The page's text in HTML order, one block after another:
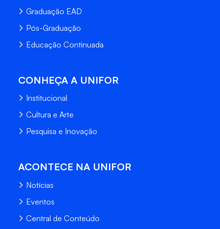
Graduação EAD
Pós-Graduação
Educação Continuada
CONHEÇA A UNIFOR
Institucional
Cultura e Arte
Pesquisa e Inovação
ACONTECE NA UNIFOR
Notícias
Eventos
Central de Conteúdo